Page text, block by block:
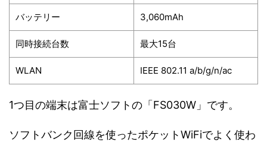
バッテリー 3,060mAh
同時接続台数 最大15台
WLAN IEEE 802.11 a/b/g/n/ac
1つ目の端末は富士ソフトの「FS030W」です。
ソフトバンク回線を使ったポケットWiFiでよく使わ